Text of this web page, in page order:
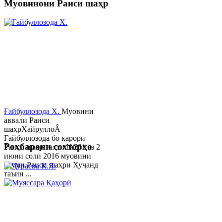
Муовинони Раиси шаҳр
Ғайбуллозода Х. Муовини
аввали Раиси
шаҳрХайруллоÂ
Ғайбуллозода бо қарори
Раиси шаҳр таҳти №281 аз 2
июни соли 2016 муовини
якуми Раиси шаҳри Хуҷанд
таъин ...
Роҳбарони сохторҳо